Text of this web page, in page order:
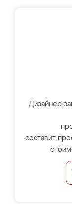
Дизайнер-
составит